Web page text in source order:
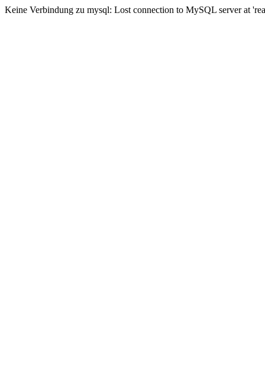
Keine Verbindung zu mysql: Lost connection to MySQL server at